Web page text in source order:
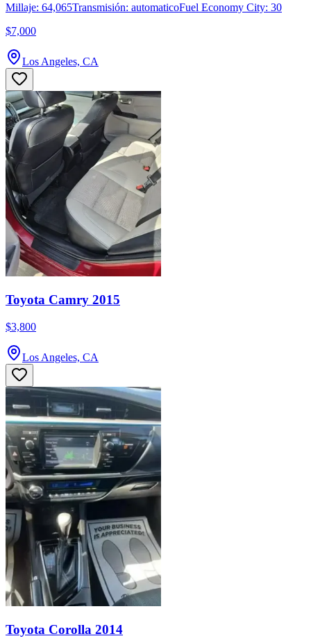
Millaje: 64,065Transmisión: automaticoFuel Economy City: 30
$7,000
Los Angeles, CA
Toyota Camry 2015
$3,800
Los Angeles, CA
Toyota Corolla 2014